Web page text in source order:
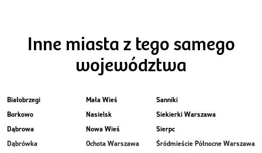
Inne miasta z tego samego
województwa
Białobrzegi
Borkowo
Dąbrowa
Dąbrówka
Mała Wieś
Nasielsk
Nowa Wieś
Ochota Warszawa
Sanniki
Siekierki Warszawa
Sierpc
Śródmieście Północne Warszawa